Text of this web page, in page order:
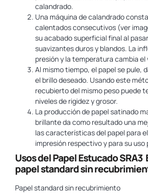
calandrado.
Una máquina de calandrado
calentados consecutivos (ver
su acabado superficial final al
suavizantes duros y blandos. La
presión y la temperatura cambia el
Al mismo tiempo, el papel se pule,
el brillo deseado. Usando este
recubierto del mismo peso puede
niveles de rigidez y grosor.
La producción de papel satinado
brillante da como resultado una
las características del papel para
impresión respectivo y para su uso
Usos del Papel Estucado
papel standard sin
Papel standard sin recubrimiento